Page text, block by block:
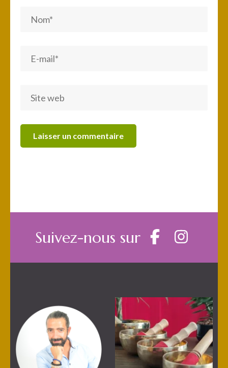
Suivez-nous sur